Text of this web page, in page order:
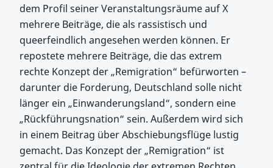
dem Profil seiner Veranstaltungsräume auf X
mehrere Beiträge, die als rassistisch und
queerfeindlich angesehen werden können. Er
repostete mehrere Beiträge, die das extrem
rechte Konzept der „Remigration“ befürworten –
darunter die Forderung, Deutschland solle nicht
länger ein „Einwanderungsland“, sondern eine
„Rückführungsnation“ sein. Außerdem wird sich
in einem Beitrag über Abschiebungsflüge lustig
gemacht. Das Konzept der „Remigration“ ist